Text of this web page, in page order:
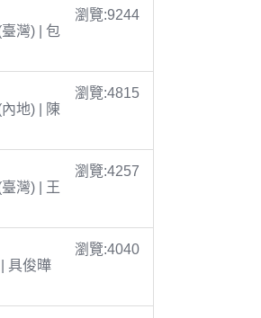
瀏覽:9244
灣) | 包
瀏覽:4815
地) | 陳
瀏覽:4257
灣) | 王
瀏覽:4040
具俊曄